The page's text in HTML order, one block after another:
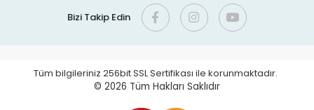
Bizi Takip Edin
Tüm bilgileriniz 256bit SSL Sertifikası ile korunmaktadır.
© 2026 Tüm Hakları Saklıdır